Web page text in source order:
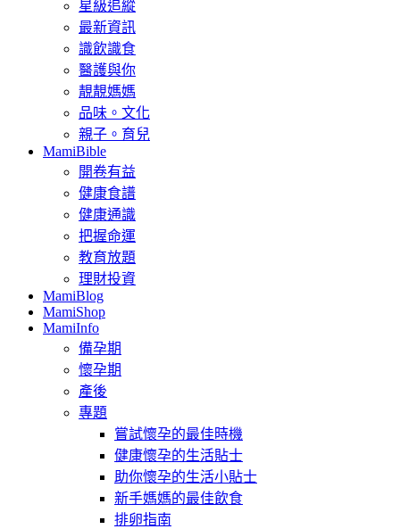
星級追縱
最新資訊
識飲識食
醫護與你
靚靚媽媽
品味。文化
親子。育兒
MamiBible
開卷有益
健康食譜
健康通識
把握命運
教育放題
理財投資
MamiBlog
MamiShop
MamiInfo
備孕期
懷孕期
產後
專題
嘗試懷孕的最佳時機
健康懷孕的生活貼士
助你懷孕的生活小貼士
新手媽媽的最佳飲食
排卵指南